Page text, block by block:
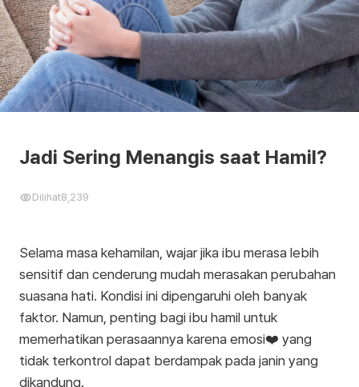
Jadi Sering Menangis saat Hamil?
Dilihat8,239
Selama masa kehamilan, wajar jika ibu merasa lebih
sensitif dan cenderung mudah merasakan perubahan
suasana hati. Kondisi ini dipengaruhi oleh banyak
faktor. Namun, penting bagi ibu hamil untuk
memerhatikan perasaannya karena emosi❤️ yang
tidak terkontrol dapat berdampak pada janin yang
dikandung.